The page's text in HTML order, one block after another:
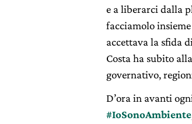
e a liberarci dalla
facciamolo
accettava la sfida
Costa ha subito
governativo,
D’ora in avanti
#IoSonoAmbiente